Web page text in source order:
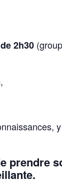
2h30
prendre